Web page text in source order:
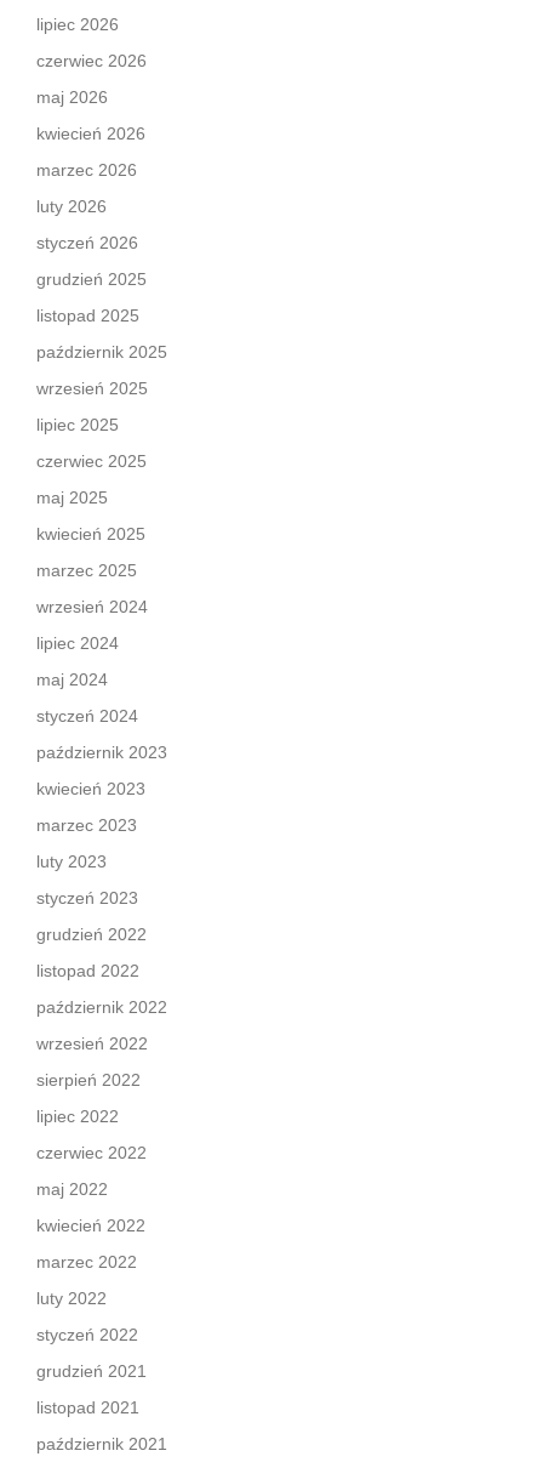
lipiec 2026
czerwiec 2026
maj 2026
kwiecień 2026
marzec 2026
luty 2026
styczeń 2026
grudzień 2025
listopad 2025
październik 2025
wrzesień 2025
lipiec 2025
czerwiec 2025
maj 2025
kwiecień 2025
marzec 2025
wrzesień 2024
lipiec 2024
maj 2024
styczeń 2024
październik 2023
kwiecień 2023
marzec 2023
luty 2023
styczeń 2023
grudzień 2022
listopad 2022
październik 2022
wrzesień 2022
sierpień 2022
lipiec 2022
czerwiec 2022
maj 2022
kwiecień 2022
marzec 2022
luty 2022
styczeń 2022
grudzień 2021
listopad 2021
październik 2021